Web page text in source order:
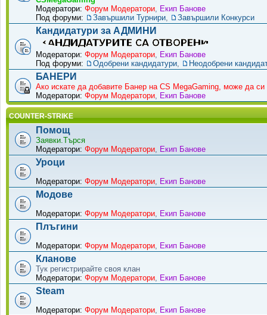
Модератори: Форум Модератори Екип Банове
Под форуми:
Завършили Турнири Завършили Конкурси
Кандидатури за АДМИНИ
Модератори: Форум Модератори Екип Банове
Под форуми:
Одобрени кандидатури Неодобрени
БАНЕРИ
Ако искате да добавите Банер на CS MegaGaming, може да си
Модератори: Форум Модератори Екип Банове
COUNTER-STRIKE
Помощ
Заявки.Търся
Модератори: Форум Модератори Екип Банове
Уроци
Модератори: Форум Модератори Екип Банове
Модове
Модератори: Форум Модератори Екип Банове
Плъгини
Модератори: Форум Модератори Екип Банове
Кланове
Тук регистрирайте своя клан
Модератори: Форум Модератори Екип Банове
Steam
Модератори: Форум Модератори Екип Банове